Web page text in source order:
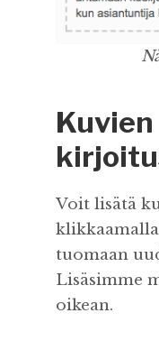
Voit lisätä
tuomaan
Lisäsimme
oikean.